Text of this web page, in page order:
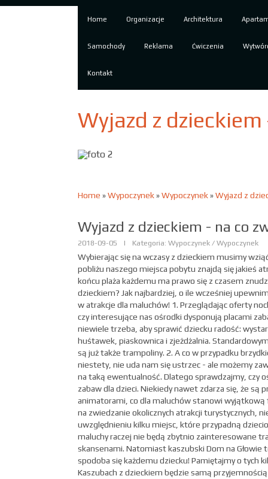
Home Organizacje Architektura
Samochody Reklama Ćwiczenia
Kontakt
Wyjazd z
Home »Wypoczynek»Wypoczynek»Wyjazd z
Wyjazd z dzieckiem - na co
2018-09-05 | Kategoria: Wypoczynek / Wypoczynek
Wybierając się na wczasy z dzieckiem musimy
pobliżu naszego miejsca pobytu znajdą się jakieś
końcu plaża każdemu ma prawo się z czasem
dzieckiem? Jak najbardziej, o ile wcześniej
w atrakcje dla maluchów! 1. Przeglądając oferty
czy interesujące nas ośrodki dysponują placami
niewiele trzeba, aby sprawić dziecku radość:
huśtawek, piaskownica i zjeżdżalnia.
są już także trampoliny. 2. A co w przypadku
niestety, nie uda nam się ustrzec - ale możemy
na taką ewentualność. Dlatego sprawdzajmy, czy
zabaw dla dzieci. Niekiedy nawet zdarza się, że są
animatorami, co dla maluchów stanowi wyjątkową
na zwiedzanie okolicznych atrakcji turystycznych,
uwzględnieniu kilku miejsc, które przypadną
maluchy raczej nie będą zbytnio zainteresowane
skansenami. Natomiast kaszubski Dom na Głowie
spodoba się każdemu dziecku! Pamiętajmy o tych
Kaszubach z dzieckiem będzie samą